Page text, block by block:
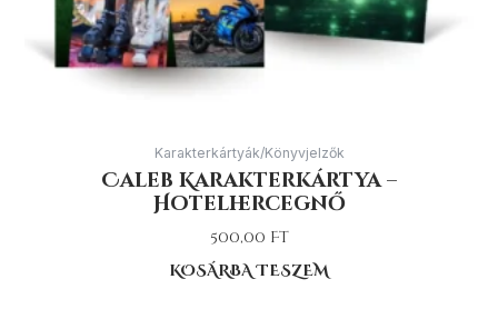
Karakterkártyák/Könyvjelzők
Caleb Karakterkártya –
Hotelhercegnő
500,00 Ft
KOSÁRBA TESZEM